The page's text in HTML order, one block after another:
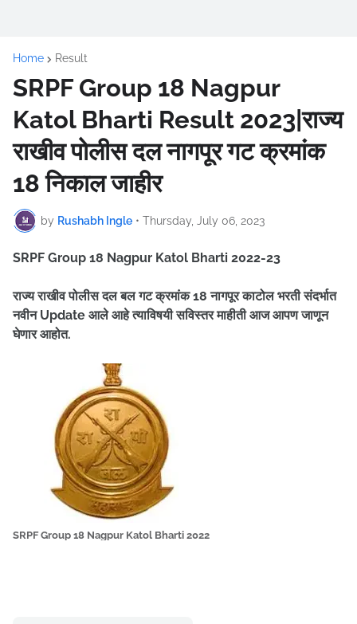
Home Result
SRPF Group 18 Nagpur
Katol Bharti Result 2023|राज्य
राखीव पोलीस दल नागपूर गट क्रमांक
18 निकाल जाहीर
by Rushabh Ingle • Thursday, July 06, 2023
SRPF Group 18 Nagpur Katol Bharti 2022-23
राज्य राखीव पोलीस दल बल गट क्रमांक 18 नागपूर काटोल भरती संदर्भात
नवीन Update आले आहे त्याविषयी सविस्तर माहीती आज आपण जाणून
घेणार आहोत.
SRPF Group 18 Nagpur Katol Bharti 2022